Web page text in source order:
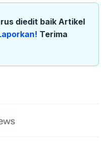
diedit baik Artikel
Terima